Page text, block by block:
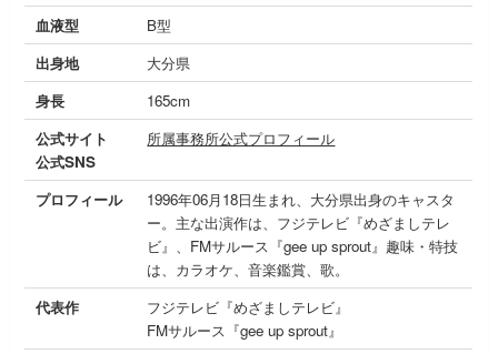
血液型
B型
出身地
大分県
身長
165cm
公式サイト
公式SNS
所属事務所公式プロフィール
プロフィール
1996年06月18日生まれ、大分県出身のキャスタ
ー。主な出演作は、フジテレビ『めざましテレ
ビ』、FMサルース『gee up sprout』趣味・特技
は、カラオケ、音楽鑑賞、歌。
代表作
フジテレビ『めざましテレビ』
FMサルース『gee up sprout』